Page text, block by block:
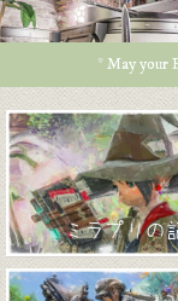
* May your
ミラプリの